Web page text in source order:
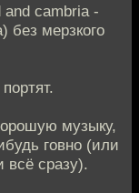
and cambria -
без мерзкого
музыку,
говно (или
сразу).